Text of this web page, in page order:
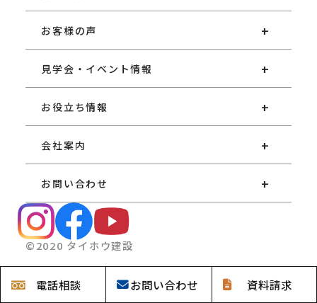
電話相談 お問い合わせ 資料請求
お客様の声
見学会・イベント情報
お役立ち情報
会社案内
お問い合わせ
©2020 タイホウ建設